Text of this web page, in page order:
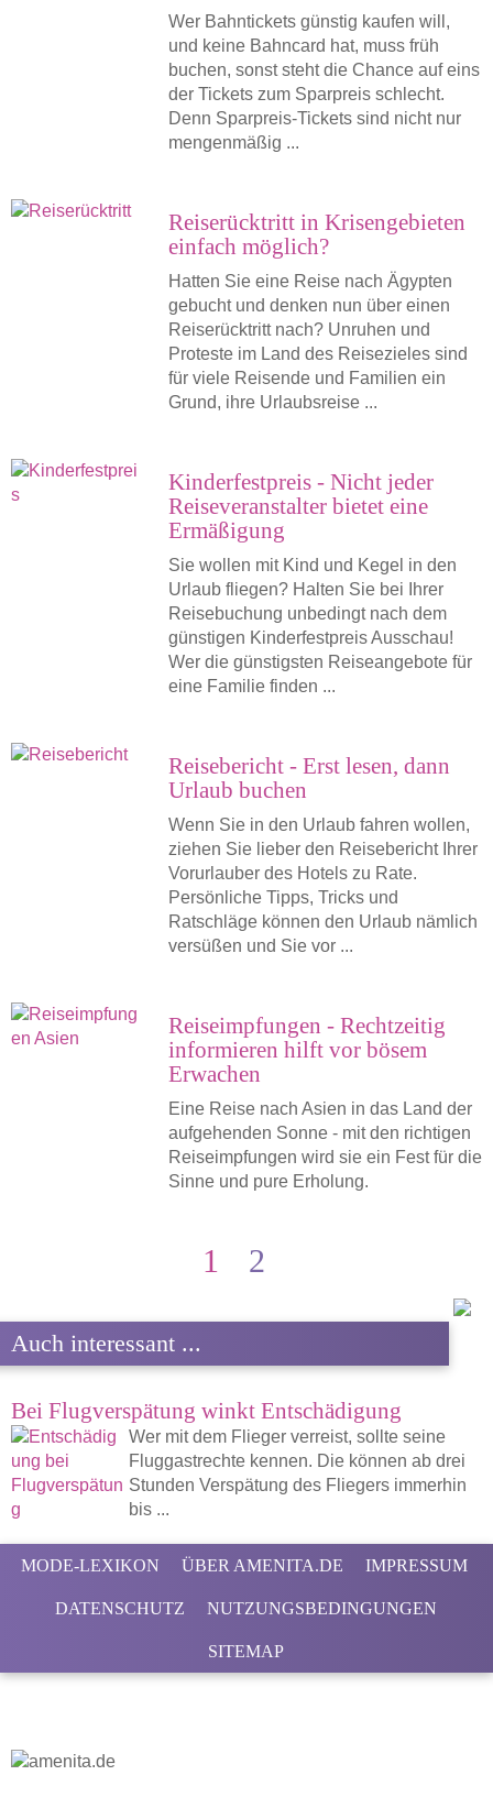
Wer Bahntickets günstig kaufen will,
und keine Bahncard hat, muss früh
buchen, sonst steht die Chance auf eins
der Tickets zum Sparpreis schlecht.
Denn Sparpreis-Tickets sind nicht nur
mengenmäßig ...
Reiserücktritt in Krisengebieten
einfach möglich?
Hatten Sie eine Reise nach Ägypten
gebucht und denken nun über einen
Reiserücktritt nach? Unruhen und
Proteste im Land des Reisezieles sind
für viele Reisende und Familien ein
Grund, ihre Urlaubsreise ...
Kinderfestpreis - Nicht jeder
Reiseveranstalter bietet eine
Ermäßigung
Sie wollen mit Kind und Kegel in den
Urlaub fliegen? Halten Sie bei Ihrer
Reisebuchung unbedingt nach dem
günstigen Kinderfestpreis Ausschau!
Wer die günstigsten Reiseangebote für
eine Familie finden ...
Reisebericht - Erst lesen, dann
Urlaub buchen
Wenn Sie in den Urlaub fahren wollen,
ziehen Sie lieber den Reisebericht Ihrer
Vorurlauber des Hotels zu Rate.
Persönliche Tipps, Tricks und
Ratschläge können den Urlaub nämlich
versüßen und Sie vor ...
Reiseimpfungen - Rechtzeitig
informieren hilft vor bösem
Erwachen
Eine Reise nach Asien in das Land der
aufgehenden Sonne - mit den richtigen
Reiseimpfungen wird sie ein Fest für die
Sinne und pure Erholung.
1 2
Auch interessant ...
Bei Flugverspätung winkt Entschädigung
Wer mit dem Flieger verreist, sollte seine
Fluggastrechte kennen. Die können ab drei
Stunden Verspätung des Fliegers immerhin
bis ...
MODE-LEXIKON ÜBER AMENITA.DE IMPRESSUM
DATENSCHUTZ NUTZUNGSBEDINGUNGEN
SITEMAP